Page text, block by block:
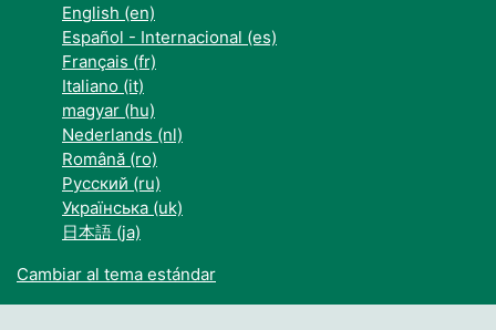
English ‎(en)‎
Español - Internacional ‎(es)‎
Français ‎(fr)‎
Italiano ‎(it)‎
magyar ‎(hu)‎
Nederlands ‎(nl)‎
Română ‎(ro)‎
Русский ‎(ru)‎
Українська ‎(uk)‎
日本語 ‎(ja)‎
Cambiar al tema estándar